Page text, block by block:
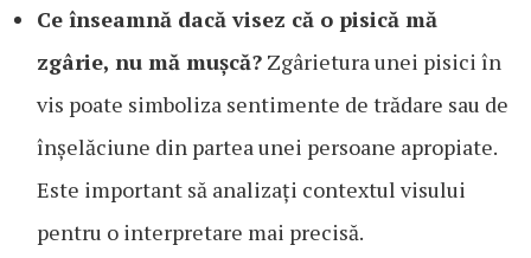
Ce înseamnă dacă visez că o pisică mă
zgârie, nu mă mușcă? Zgârietura unei pisici în
vis poate simboliza sentimente de trădare sau de
înșelăciune din partea unei persoane apropiate.
Este important să analizați contextul visului
pentru o interpretare mai precisă.